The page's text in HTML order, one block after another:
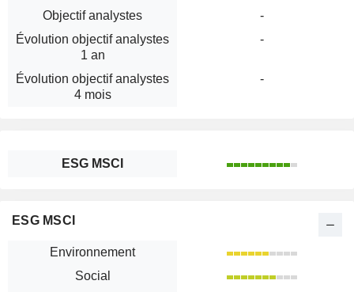
Objectif analystes
-
Évolution objectif analystes
1 an
-
Évolution objectif analystes
4 mois
-
ESG MSCI
ESG MSCI
Environnement
Social